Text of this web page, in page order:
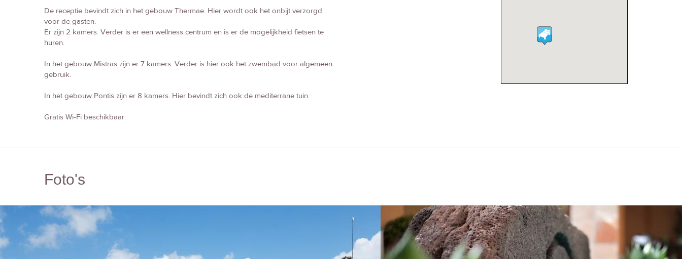
De receptie bevindt zich in het gebouw Thermae. Hier wordt ook het onbijt verzorgd
voor de gasten.
Er zijn 2 kamers. Verder is er een wellness centrum en is er de mogelijkheid fietsen te
huren.
In het gebouw Mistras zijn er 7 kamers. Verder is hier ook het zwembad voor algemeen
gebruik.
In het gebouw Pontis zijn er 8 kamers. Hier bevindt zich ook de mediterrane tuin.
Gratis Wi-Fi beschikbaar.
Foto's